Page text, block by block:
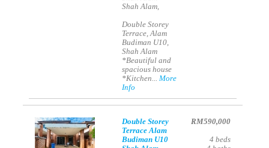
Shah Alam,
Double Storey
Terrace, Alam
Budiman U10,
Shah Alam
*Beautiful and
spacious house
*Kitchen...More
Info
Double Storey
Terrace Alam
Budiman U10
RM590,000
4 beds